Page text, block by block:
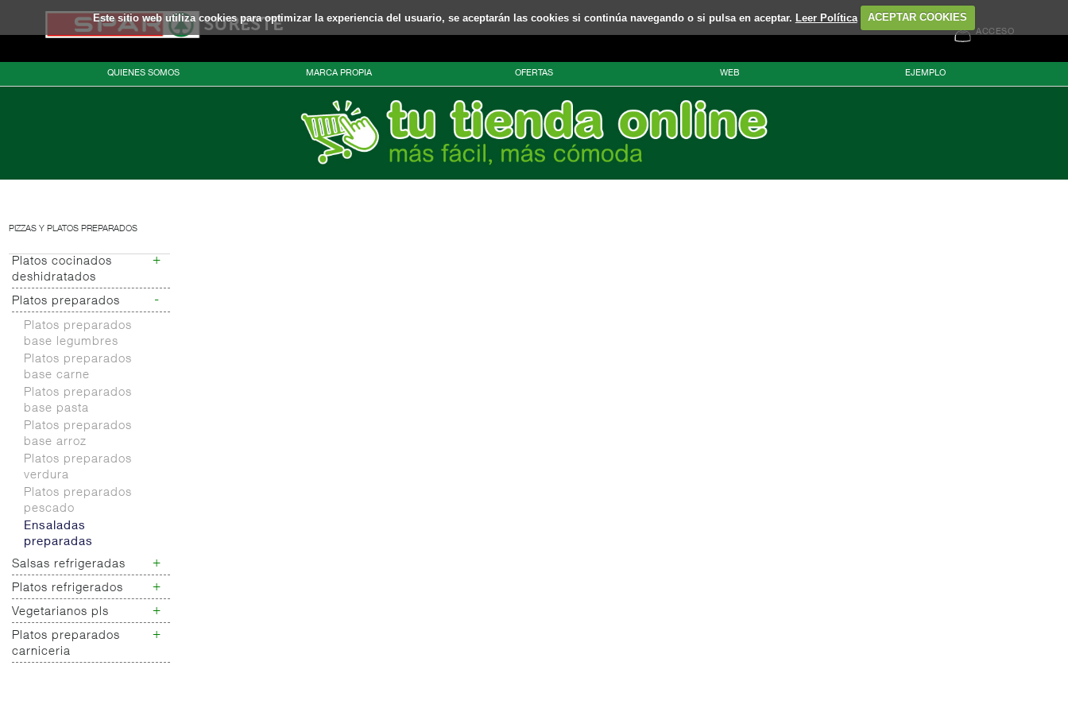
Este sitio web utiliza cookies para optimizar la experiencia del usuario, se aceptarán las cookies si continúa navegando o si pulsa en aceptar. Leer Política ACEPTAR COOKIES
ACCESO
QUIENES SOMOS MARCA PROPIA OFERTAS WEB EJEMPLO
PIZZAS Y PLATOS PREPARADOS
Platos cocinados
deshidratados
+
Platos pasta
deshidratados
Otros platos
cocinados
deshidratados
Platos preparados -
Platos preparados
base legumbres
Platos preparados
base carne
Platos preparados
base pasta
Platos preparados
base arroz
Platos preparados
verdura
Platos preparados
pescado
Ensaladas
preparadas
Salsas refrigeradas
+
Salsas refrigeradas
frias
Salsa refrigeradas
cocina
Platos refrigerados +
Platos refrigerados
frios
Platos refrigerados
tortillas
Vegetarianos pls +
Vegetarianos pls
Platos preparados
carniceria
+